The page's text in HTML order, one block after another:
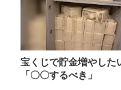
宝くじで貯金増やした
「〇〇するべき」